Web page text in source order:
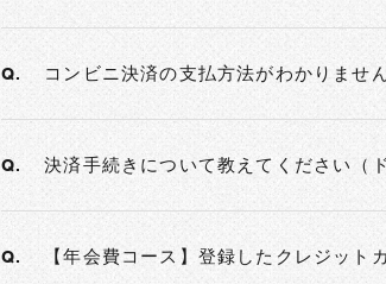
Q. コンビニ決済の支払方法がわかりませ
Q. 決済手続きについて教えてください（
Q. 【年会費コース】登録したクレジット